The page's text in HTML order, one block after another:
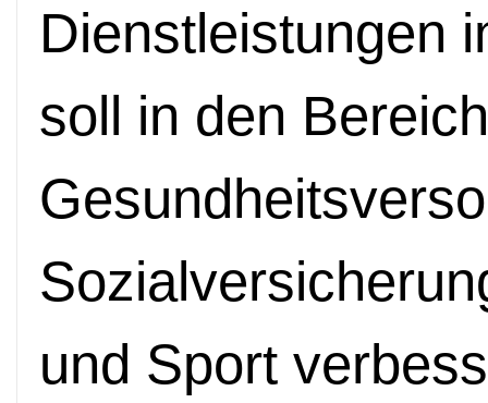
Dienstleistungen
soll in den
und Sport